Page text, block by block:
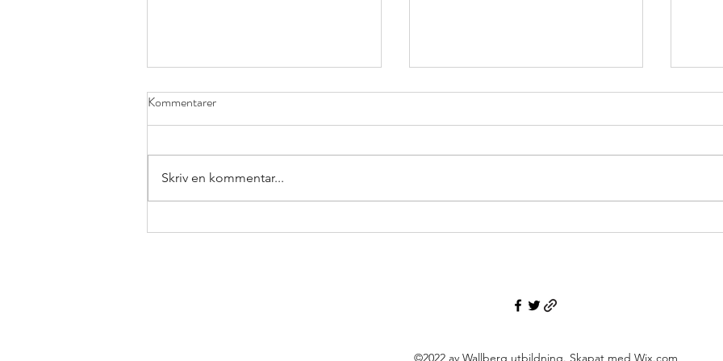
Snabbguide till förslaget om
mer undervisningstid
blogginlägget! I detta
Förslaget till ny lärarutbildning:
Kommentarer
Skriv en kommentar...